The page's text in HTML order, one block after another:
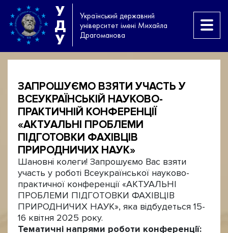
У
Д
У
Український державний
університет імені Михайла
Драгоманова
ЗАПРОШУЄМО ВЗЯТИ УЧАСТЬ У
ВСЕУКРАЇНСЬКІЙ НАУКОВО-
ПРАКТИЧНІЙ КОНФЕРЕНЦІЇ
«АКТУАЛЬНІ ПРОБЛЕМИ
ПІДГОТОВКИ ФАХІВЦІВ
ПРИРОДНИЧИХ НАУК»
Шановні колеги! Запрошуємо Вас взяти
участь у роботі Всеукраїнської науково-
практичної конференції «АКТУАЛЬНІ
ПРОБЛЕМИ ПІДГОТОВКИ ФАХІВЦІВ
ПРИРОДНИЧИХ НАУК», яка відбудеться 15-
16 квітня 2025 року.
Тематичні напрями роботи конференції: